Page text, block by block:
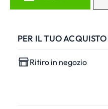
PER IL TUO
Ritiro in negozio